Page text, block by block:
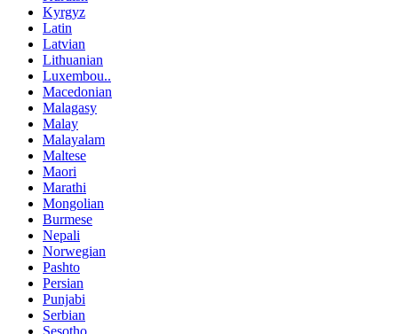
Kyrgyz
Latin
Latvian
Lithuanian
Luxembou..
Macedonian
Malagasy
Malay
Malayalam
Maltese
Maori
Marathi
Mongolian
Burmese
Nepali
Norwegian
Pashto
Persian
Punjabi
Serbian